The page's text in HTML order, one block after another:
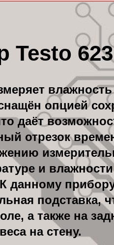
Testo 623
опцией
даёт
отрезок
и
данному
подставка,
а также на
на стену.